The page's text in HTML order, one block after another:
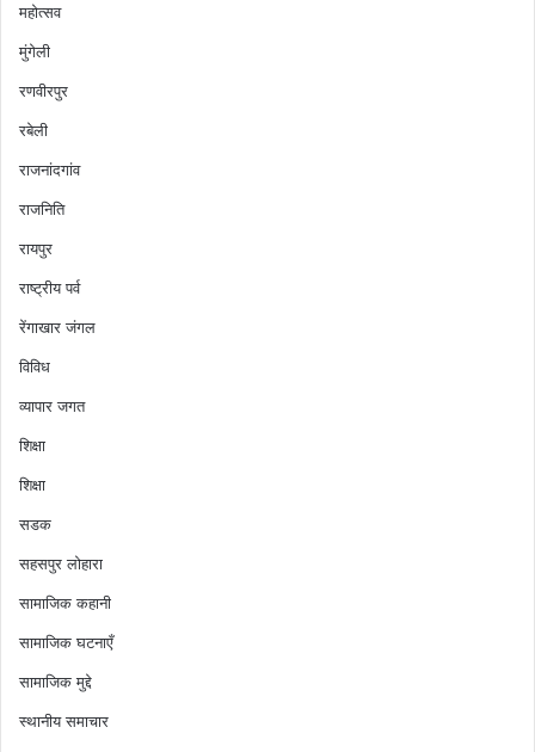
महोत्सव
मुंगेली
रणवीरपुर
रबेली
राजनांदगांव
राजनिति
रायपुर
राष्ट्रीय पर्व
रेंगाखार जंगल
विविध
व्यापार जगत
शिक्षा
शिक्षा
सडक
सहसपुर लोहारा
सामाजिक कहानी
सामाजिक घटनाएँ
सामाजिक मुद्दे
स्थानीय समाचार